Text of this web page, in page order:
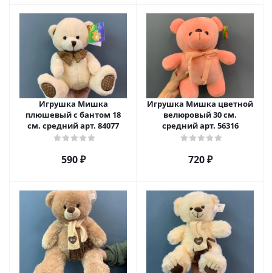
Игрушка Мишка
плюшевый с бантом 18
см. средний арт. 84077
590₽
Игрушка Мишка цветной
велюровый 30 см.
средний арт. 56316
720₽